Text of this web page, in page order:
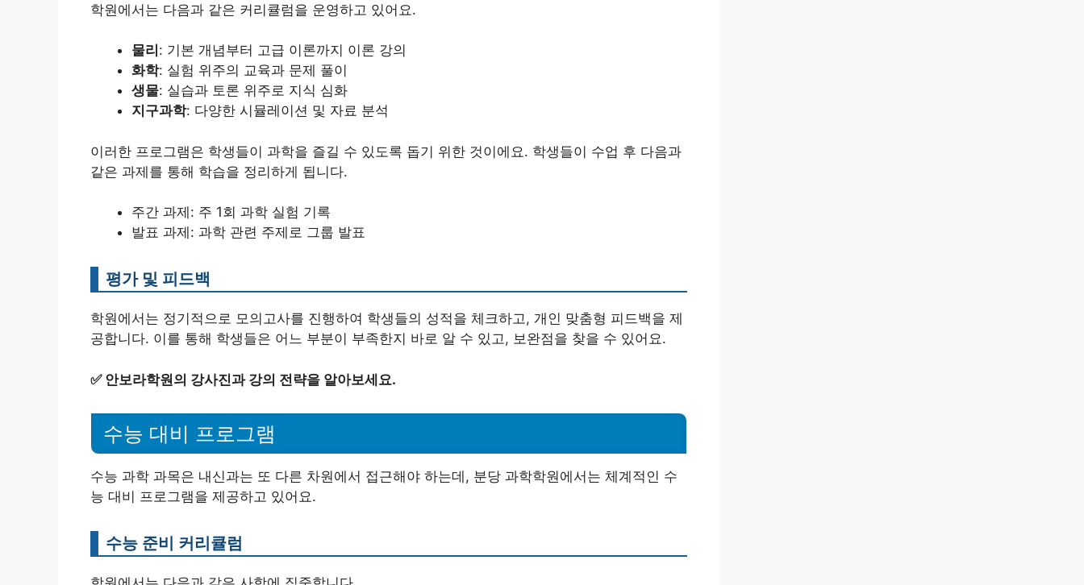
학원에서는 다음과 같은 커리큘럼을 운영하고 있어요.
물리 : 기본 개념부터 고급 이론까지 이론 강의
화학: 실험 위주의 교육과 문제 풀이
생물: 실습과 토론 위주로 지식 심화
지구과학: 다양한 시뮬레이션 및 자료 분석
이러한 프로그램은 학생들이 과학을 즐길 수 있도록 돕기 위한 것이에요. 학생들이 수업 후 다음과
같은 과제를 통해 학습을 정리하게 됩니다.
주간 과제: 주 1회 과학 실험 기록
발표 과제: 과학 관련 주제로 그룹 발표
평가 및 피드백
학원에서는 정기적으로 모의고사를 진행하여 학생들의 성적을 체크하고, 개인 맞춤형 피드백을 제
공합니다. 이를 통해 학생들은 어느 부분이 부족한지 바로 알 수 있고, 보완점을 찾을 수 있어요.
✅ 안보라학원의 강사진과 강의 전략을 알아보세요.
수능 대비 프로그램
수능 과학 과목은 내신과는 또 다른 차원에서 접근해야 하는데, 분당 과학학원에서는 체계적인 수
능 대비 프로그램을 제공하고 있어요.
수능 준비 커리큘럼